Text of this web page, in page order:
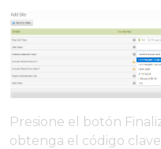
Presione el botón
obtenga el código